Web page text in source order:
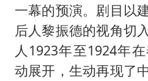
一幕的预演。剧目以
后人黎振德的视角切
人1923年至1924年
动展开，生动再现了